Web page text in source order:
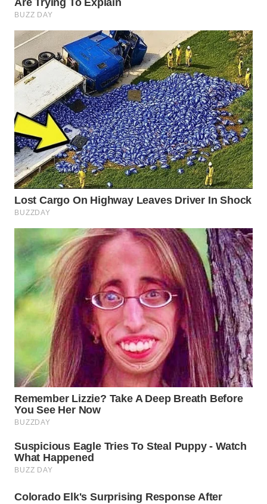
INDRAMAYU
WN
KUNINGAN
WN
MAJALENGKA
WN
SUBANG
WN
SUKABUMI
WN
PURWAKARTA
WN
PRIANGAN
TIMUR
WN
SEMARANG
SOLO
WN
BOROBUDUR
WN
MADURA